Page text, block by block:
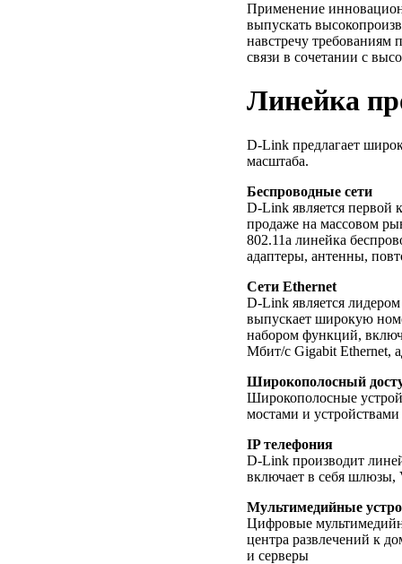
Применение
выпускать
навстречу требованиям
связи в сочетании с
Линейка
D-Link предлагает
масштаба.
Беспроводные сети
D-Link является первой
продаже на массовом
802.11a линейка
адаптеры, антенны,
Сети Ethernet
D-Link является
выпускает широкую
набором функций,
Мбит/с Gigabit Ethernet,
Широкополосный
Широкополосные
мостами и
IP телефония
D-Link производит
включает в себя шлюзы,
Мультимедийные
Цифровые
центра развлечений к
и серверы